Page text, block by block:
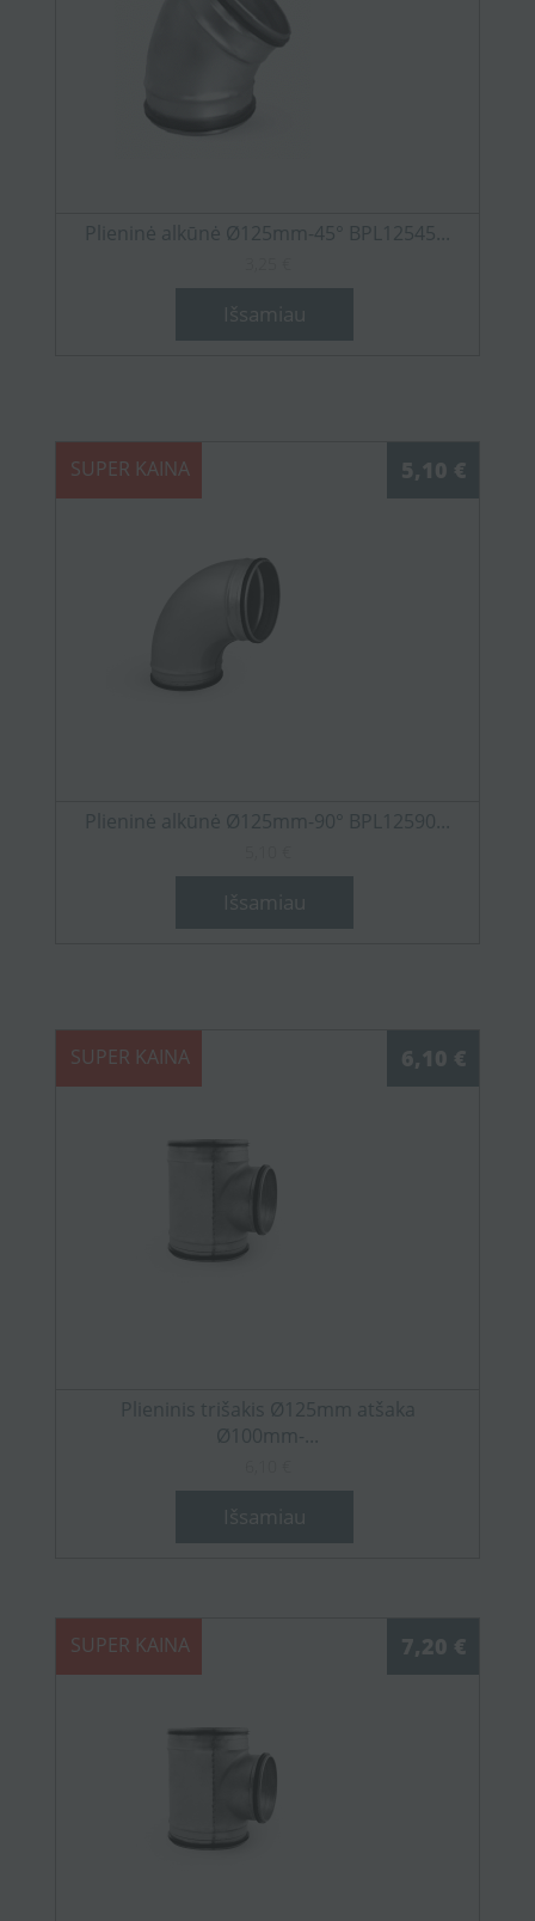
Plieninė alkūnė Ø125mm-45° BPL12545...
Išsamiau
SUPER KAINA 5,10 €
Plieninė alkūnė Ø125mm-90° BPL12590...
Išsamiau
SUPER KAINA 6,10 €
Plieninis trišakis Ø125mm atšaka
Ø100mm-...
Išsamiau
SUPER KAINA 7,20 €